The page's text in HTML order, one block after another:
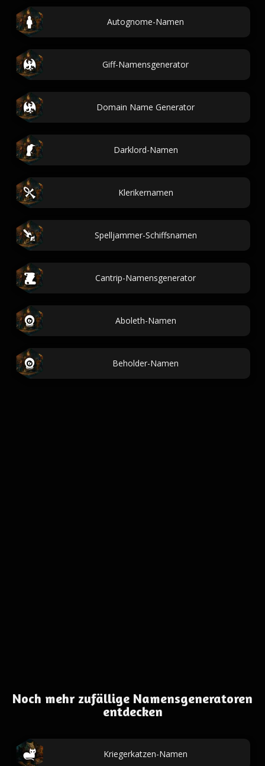
Autognome-Namen
Giff-Namensgenerator
Domain Name Generator
Darklord-Namen
Klerikernamen
Spelljammer-Schiffsnamen
Cantrip-Namensgenerator
Aboleth-Namen
Beholder-Namen
Noch mehr zufällige Namensgeneratoren
entdecken
Kriegerkatzen-Namen